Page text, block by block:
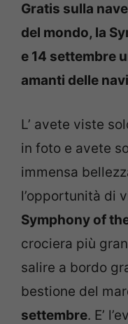
Gratis sulla
del mondo, la
e 14 settembre
amanti delle navi
L’ avete viste
in foto e avete
immensa
l’opportunità di
Symphony of
crociera più
salire a bordo
bestione del
settembre. E’